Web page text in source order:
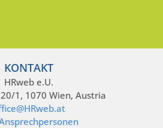
KONTAKT
HRweb e.U.
1, 1070 Wien, Austria